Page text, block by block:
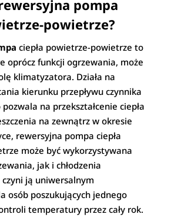
pompa
powietrze?
ciepła powietrze-powietrze to
oprócz funkcji ogrzewania, może
klimatyzatora. Działa na
kierunku przepływu czynnika
pozwala na przekształcenie ciepła
na zewnątrz w okresie
rewersyjna pompa ciepła
może być wykorzystywana
jak i chłodzenia
czyni ją uniwersalnym
osób poszukujących jednego
temperatury przez cały rok.